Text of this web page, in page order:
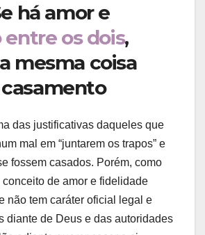
há amor e
os dois,
mesma coisa
das justificativas daqueles que
mal em “juntarem os trapos” e
fossem casados. Porém, como
conceito de amor e fidelidade
não tem caráter oficial legal e
diante de Deus e das autoridades